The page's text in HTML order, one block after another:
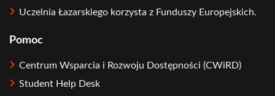
Uczelnia Łazarskiego korzysta z Funduszy Europejskich.
Pomoc
Centrum Wsparcia i Rozwoju Dostępności (CWiRD)
Student Help Desk